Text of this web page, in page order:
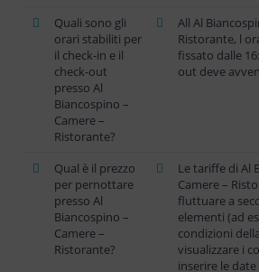
Quali sono gli
orari stabiliti per
il check-in e il
check-out
presso Al
Biancospino –
Camere –
Ristorante?
All Al
Ristorante, l
fissato dalle
out deve
Qual è il prezzo
per pernottare
presso Al
Biancospino –
Camere –
Ristorante?
Le tariffe di Al
Camere –
fluttuare a
elementi (ad
condizioni
visualizzare i
inserire le